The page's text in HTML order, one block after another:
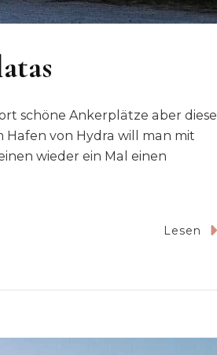
schöne Ankerplätze aber diese
Hafen von Hydra will man mit
wieder ein Mal einen
Lesen